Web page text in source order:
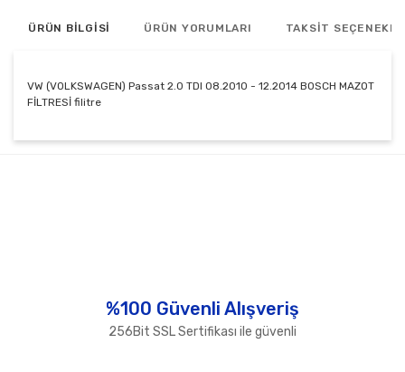
ÜRÜN BİLGİSİ ÜRÜN YORUMLARI TAKSİT
VW (VOLKSWAGEN) Passat 2.0 TDI 08.2010 - 12.2014 BOSCH MAZOT
FİLTRESİ filitre
Ürün fiyatı diğer sitelerden daha pahalı.
%100 Güvenli Alışveriş
256Bit SSL Sertifikası ile güvenli